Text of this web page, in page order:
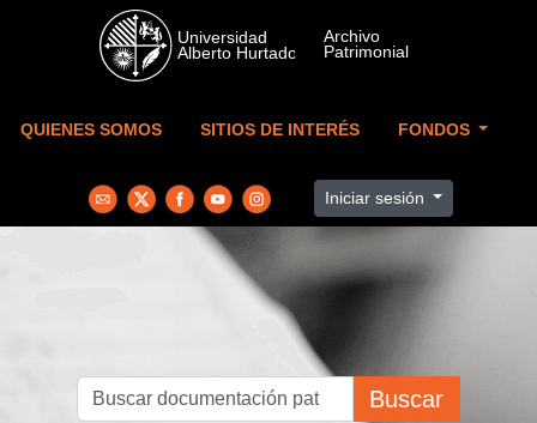
Skip to main content
QUIENES SOMOS SITIOS DE INTERÉS FONDOS
Iniciar sesión
Buscar